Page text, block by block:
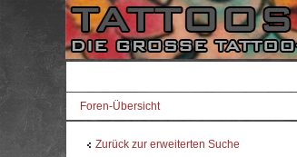
Foren-Übersicht
Zurück zur erweiterten Suche